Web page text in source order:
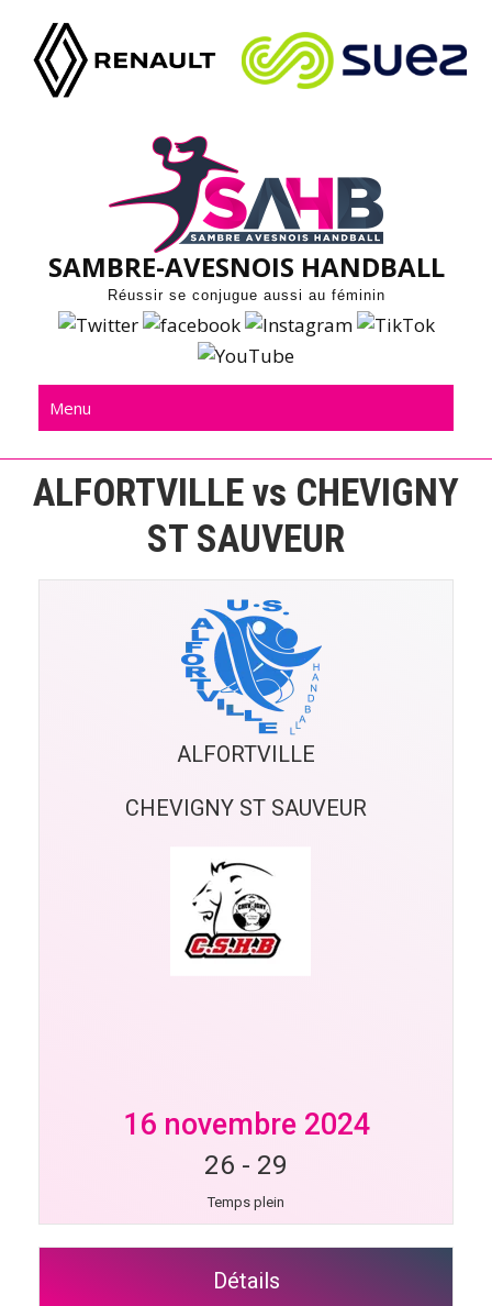
SAMBRE-AVESNOIS HANDBALL
Réussir se conjugue aussi au féminin
Menu
ALFORTVILLE vs CHEVIGNY
ST SAUVEUR
ALFORTVILLE
CHEVIGNY ST SAUVEUR
16 novembre 2024
26 - 29
Temps plein
Détails